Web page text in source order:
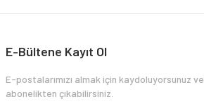
E-Bültene Kayıt Ol
E-postalarımızı almak için kaydoluyorsunuz
abonelikten çıkabilirsiniz.